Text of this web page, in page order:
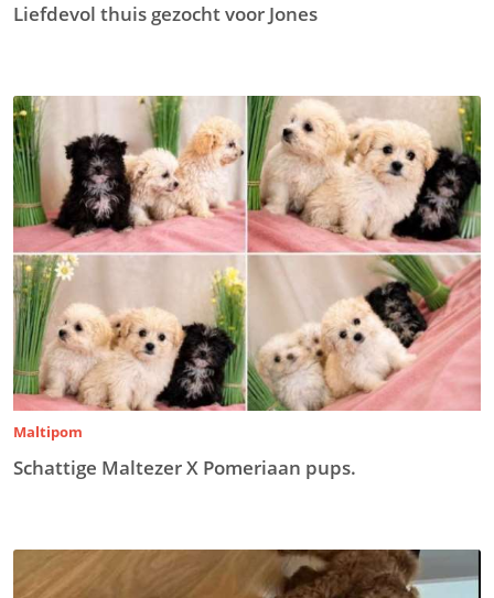
Liefdevol thuis gezocht voor Jones
Maltipom
Schattige Maltezer X Pomeriaan pups.